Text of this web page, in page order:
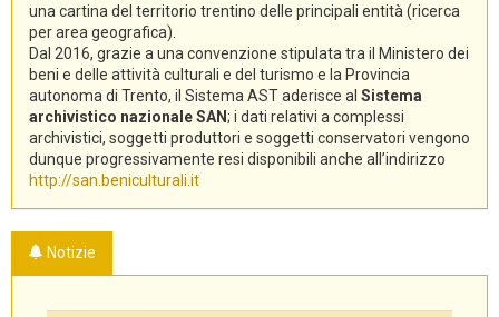
una cartina del territorio trentino delle principali entità (ricerca
per area geografica).
Dal 2016, grazie a una convenzione stipulata tra il Ministero dei
beni e delle attività culturali e del turismo e la Provincia
autonoma di Trento, il Sistema AST aderisce al Sistema
archivistico nazionale SAN; i dati relativi a complessi
archivistici, soggetti produttori e soggetti conservatori vengono
dunque progressivamente resi disponibili anche all’indirizzo
http://san.beniculturali.it
Notizie